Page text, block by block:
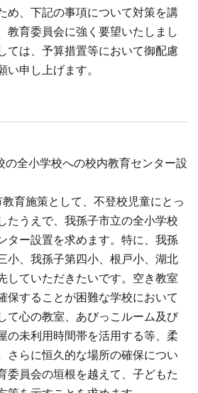
め、下記の事項について対策を講
教育委員会に強く要望いたしまし
ては、予算措置等において御配慮
い申し上げます。
全小学校への校内教育センター設
育施策として、不登校児童にとっ
たうえで、我孫子市立の全小学校
ター設置を求めます。特に、我孫
小、我孫子第四小、根戸小、湖北
していただきたいです。空き教室
保することが困難な学校において
て心の教室、あびっこルーム及び
の未利用時間帯を活用する等、柔
さらに恒久的な場所の確保につい
委員会の垣根を越えて、子どもた